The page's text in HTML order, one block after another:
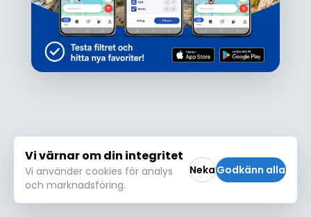
Vi värnar om din integritet
Vi använder cookies för analys
och marknadsföring.
NekaGodkänn alla